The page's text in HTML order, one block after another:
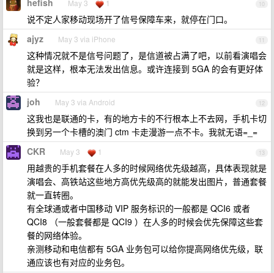
10
hefish May 3 1
说不定人家移动现场开了信号保障车来，就停在门口。
11
ajyz May 3 via iPhone
这种情况就不是信号问题了，是信道被占满了吧，以前看演唱会
就是这样，根本无法发出信息。或许连接到 5GA 的会有更好体
验？
12
joh May 3 via Android
这我也是联通的卡，有的地方卡的不行根本上不去网，手机卡切
换到另一个卡槽的澳门 ctm 卡走漫游一点不卡。我就无语=_=
13
CKR May 3 1
用越贵的手机套餐在人多的时候网络优先级越高，具体表现就是
演唱会、高铁站这些地方高优先级高的就能发出图片，普通套餐
就一直转圈。
有全球通或者中国移动 VIP 服务标识的一般都是 QCI6 或者
QCI8 （一般套餐都是 QCI9 ）在人多的时候会优先保障这些套
餐的网络体验。
亲测移动和电信都有 5GA 业务包可以给你提高网络优先级，联
通应该也有对应的业务包。